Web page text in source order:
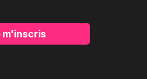
m'inscris